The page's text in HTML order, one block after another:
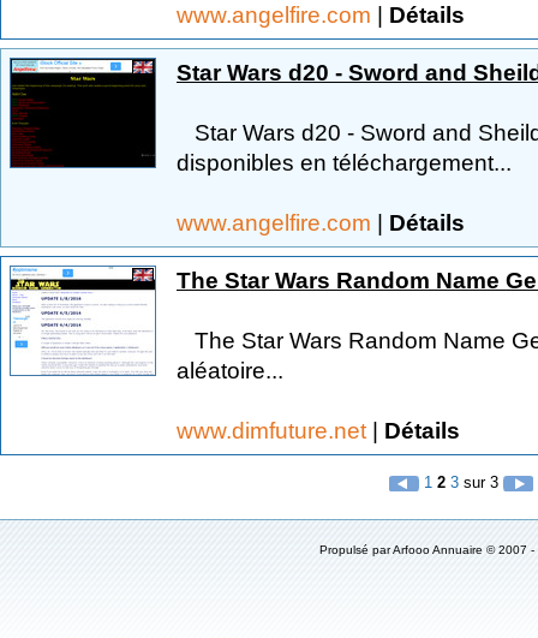
www.angelfire.com | Détails
Star Wars d20 - Sword and
Star Wars d20 - Sword and
disponibles en téléchargement...
www.angelfire.com | Détails
The Star Wars Random Name
The Star Wars Random Name
aléatoire...
www.dimfuture.net | Détails
1 2 3 sur 3
Propulsé parArfooo Annuaire © 2007